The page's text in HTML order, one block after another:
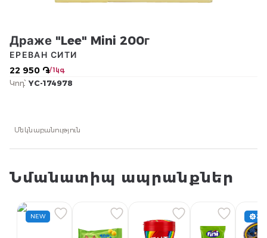
Драже "Lee" Mini 200г
22 950 ֏/ 1կգ
ЕРЕВАН СИТИ
Կոդ՝ YC-174978
Մեկնաբանություն
Նմանատիպ ապրանքներ
NEW